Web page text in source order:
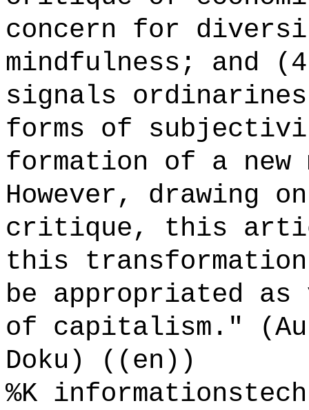
concern for
mindfulness; and
signals
forms of
formation of a
However, drawing
critique, this
this
be appropriated
of capitalism."
Doku) ((en))
%K